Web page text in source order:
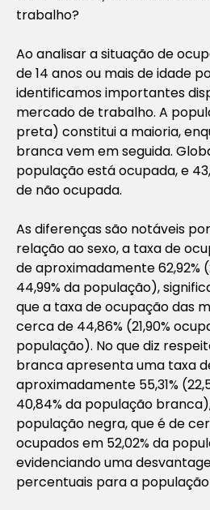
trabalho?
Ao analisar a situação de
de 14 anos ou mais de idade
identificamos importantes
mercado de trabalho. A
preta) constitui a maioria,
branca vem em seguida.
população está ocupada, e
de não ocupada.
As diferenças são notáveis
relação ao sexo, a taxa de
de aproximadamente 62,92%
44,99% da população),
que a taxa de ocupação das
cerca de 44,86% (21,90%
população). No que diz
branca apresenta uma taxa
aproximadamente 55,31%
40,84% da população
população negra, que é de
ocupados em 52,02% da
evidenciando uma
percentuais para a